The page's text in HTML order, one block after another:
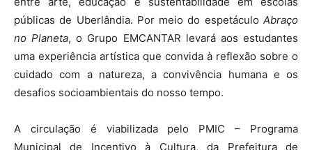
públicas de Uberlândia. Por meio do espetáculo Abraço
no Planeta, o Grupo EMCANTAR levará aos estudantes
uma experiência artística que convida à reflexão sobre o
cuidado com a natureza, a convivência humana e os
desafios socioambientais do nosso tempo.
A circulação é viabilizada pelo PMIC – Programa
Municipal de Incentivo à Cultura, da Prefeitura de